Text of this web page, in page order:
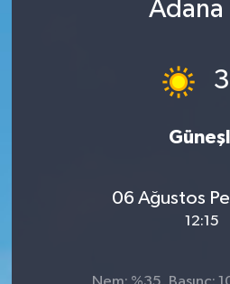
Adana
06 Ağustos
12:15